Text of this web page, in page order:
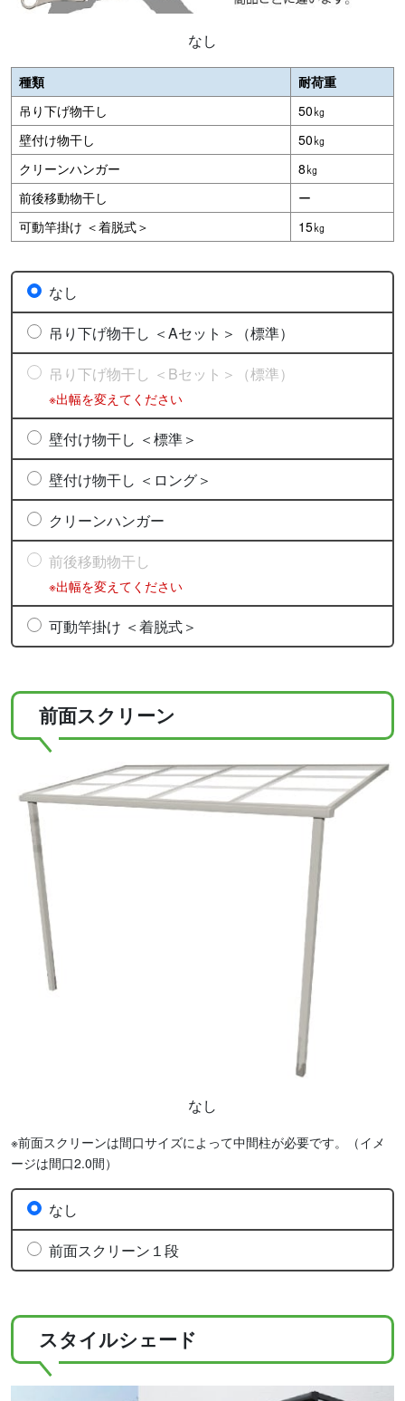
なし
種類
耐荷重
吊り下げ物干し
50㎏
壁付け物干し
50㎏
クリーンハンガー
8㎏
前後移動物干し
ー
可動竿掛け ＜着脱式＞
15㎏
なし
吊り下げ物干し ＜Aセット＞（標準）
吊り下げ物干し ＜Bセット＞（標準）
※出幅を変えてください
壁付け物干し ＜標準＞
壁付け物干し ＜ロング＞
クリーンハンガー
前後移動物干し
※出幅を変えてください
可動竿掛け ＜着脱式＞
前面スクリーン
なし
※前面スクリーンは間口サイズによって中間柱が必要です。（イメ
ージは間口2.0間）
なし
前面スクリーン１段
スタイルシェード